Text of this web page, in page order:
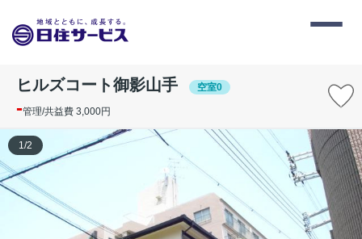
ヒルズコート御影山手 空室0
-管理/共益費 3,000円
1/2